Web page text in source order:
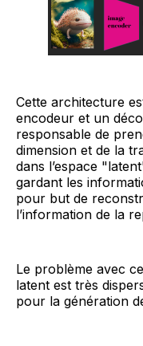
Cette architecture
encodeur et un
responsable de
dimension et de la
dans l’espace
gardant les
pour but de
l’information de la
Le problème avec
latent est très
pour la génération